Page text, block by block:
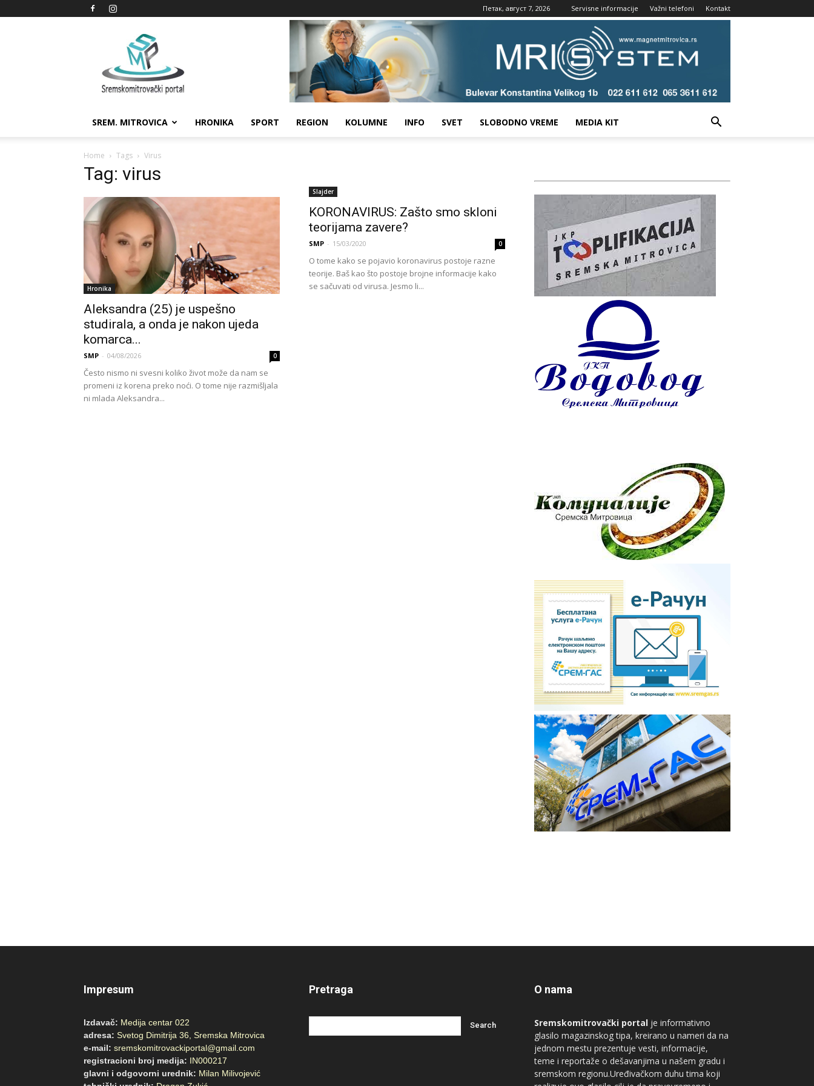
Петак, август 7, 2026 Servisne informacije Važni telefoni Kontakt
Sremskomitrovački
portal
SREM. MITROVICA HRONIKA SPORT REGION KOLUMNE INFO SVET SLOBODNO VREME MEDIA KIT
Home Tags Virus
Tag: virus
Hronika
Aleksandra (25) je uspešno
studirala, a onda je nakon ujeda
komarca...
SMP - 04/08/2026 0
Često nismo ni svesni koliko život može da nam se
promeni iz korena preko noći. O tome nije razmišljala
ni mlada Aleksandra...
Slajder
KORONAVIRUS: Zašto smo skloni
teorijama zavere?
SMP - 15/03/2020 0
O tome kako se pojavio koronavirus postoje razne
teorije. Baš kao što postoje brojne informacije kako
se sačuvati od virusa. Jesmo li...
Impresum
Izdavač: Medija centar 022
adresa: Svetog Dimitrija 36, Sremska Mitrovica
e-mail: sremskomitrovackiportal@gmail.com
registracioni broj medija: IN000217
glavni i odgovorni urednik: Milan Milivojević
Pretraga O nama
Sremskomitrovački portal je informativno
glasilo magazinskog tipa, kreirano u nameri da na
jednom mestu prezentuje vesti, informacije,
teme i reportaže o dešavanjima u našem gradu i
sremskom regionu.Uređivačkom duhu tima koji